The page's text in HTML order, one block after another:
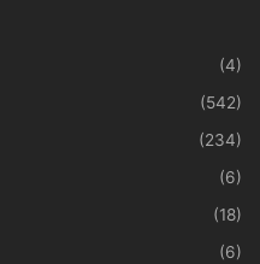
(4)
(542)
(234)
(6)
(18)
(6)